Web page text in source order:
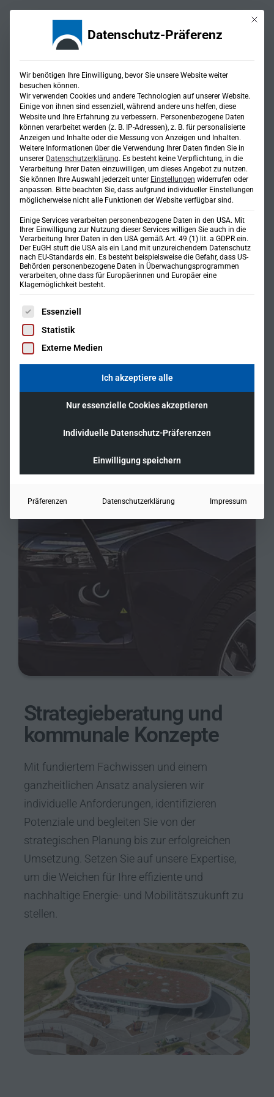
Strategieberatung und
kommunale Konzepte
Strategieberatung und
kommunale Konzepte
Mit fundiertem Fachwissen und einem
ganzheitlichen Ansatz analysieren wir
individuelle Anforderungen, identifizieren
Potenziale und begleiten Sie von der
strategischen Planung bis zur erfolgreichen
Umsetzung. Setzen Sie auf unsere Expertise,
um die Weichen für Ihre effiziente und
nachhaltige Energie- und Mobilitätszukunft zu
stellen.
Mit
Datenschutz-Präferenz
Wir benötigen Ihre Einwilligung, bevor Sie unsere Website weiter
besuchen können.
Wir verwenden Cookies und andere Technologien auf unserer Website.
Einige von ihnen sind essenziell, während andere uns helfen, diese
Website und Ihre Erfahrung zu verbessern. Personenbezogene Daten
können verarbeitet werden (z. B. IP-Adressen), z. B. für personalisierte
Anzeigen und Inhalte oder die Messung von Anzeigen und Inhalten.
Weitere Informationen über die Verwendung Ihrer Daten finden Sie in
unserer Datenschutzerklärung. Es besteht keine Verpflichtung, in die
Verarbeitung Ihrer Daten einzuwilligen, um dieses Angebot zu nutzen.
Sie können Ihre Auswahl jederzeit unter Einstellungen widerrufen oder
anpassen. Bitte beachten Sie, dass aufgrund individueller Einstellungen
möglicherweise nicht alle Funktionen der Website verfügbar sind.
Einige Services verarbeiten personenbezogene Daten in den USA. Mit
Ihrer Einwilligung zur Nutzung dieser Services willigen Sie auch in die
Verarbeitung Ihrer Daten in den USA gemäß Art. 49 (1) lit. a GDPR ein.
Der EuGH stuft die USA als ein Land mit unzureichendem Datenschutz
nach EU-Standards ein. Es besteht beispielsweise die Gefahr, dass US-
Behörden personenbezogene Daten in Überwachungsprogrammen
verarbeiten, ohne dass für Europäerinnen und Europäer eine
Klagemöglichkeit besteht.
Es folgt eine Liste der Service-Gruppen, für die eine
Essenziell
Statistik
Externe Medien
Ich akzeptiere alle
Nur essenzielle Cookies akzeptieren
Individuelle Datenschutz-Präferenzen
Einwilligung speichern
Präferenzen Datenschutzerklärung Impressum